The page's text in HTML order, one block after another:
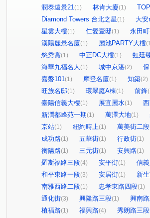
潤泰遠景21(1) 林肯大廈(1)
Diamond Towers 台北之星(1) 大
星雲大樓(1) 仁愛壹邸(1) 永田町
漢陽麗景名廈(1) 麗池PARTY大樓
悠秀賞(1) 中正DC大樓(1) 虹廷
海華九福名人 (1) 城中京湛(2)
嘉磐101(1) 摩登名廈(1) 知築(2)
旺族名邸(1) 環翠庭A棟(1) 前鋒
臺陽信義大樓(1) 展宜麗水(1)
新潤都峰苑一期(1) 萬澤大地(1)
京站(1) 紐約時上(1) 萬美街二段
成功路(1) 五華街(1) 行政街(1)
衡陽路(1) 三元街(1) 安興路(1)
羅斯福路三段(4) 安平街(1) 信
和平東路一段(3) 安居街(1) 新
南雅西路二段(1) 忠孝東路四段(1)
通化街(3) 興隆路三段(1) 興南
植福路(1) 福興路(4) 秀朗路三段